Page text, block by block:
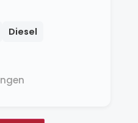
Diesel